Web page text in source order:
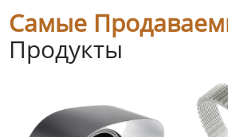
Самые
Продукты